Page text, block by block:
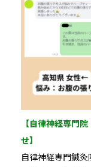
【自律神経専門
せ】
自律神経専門鍼